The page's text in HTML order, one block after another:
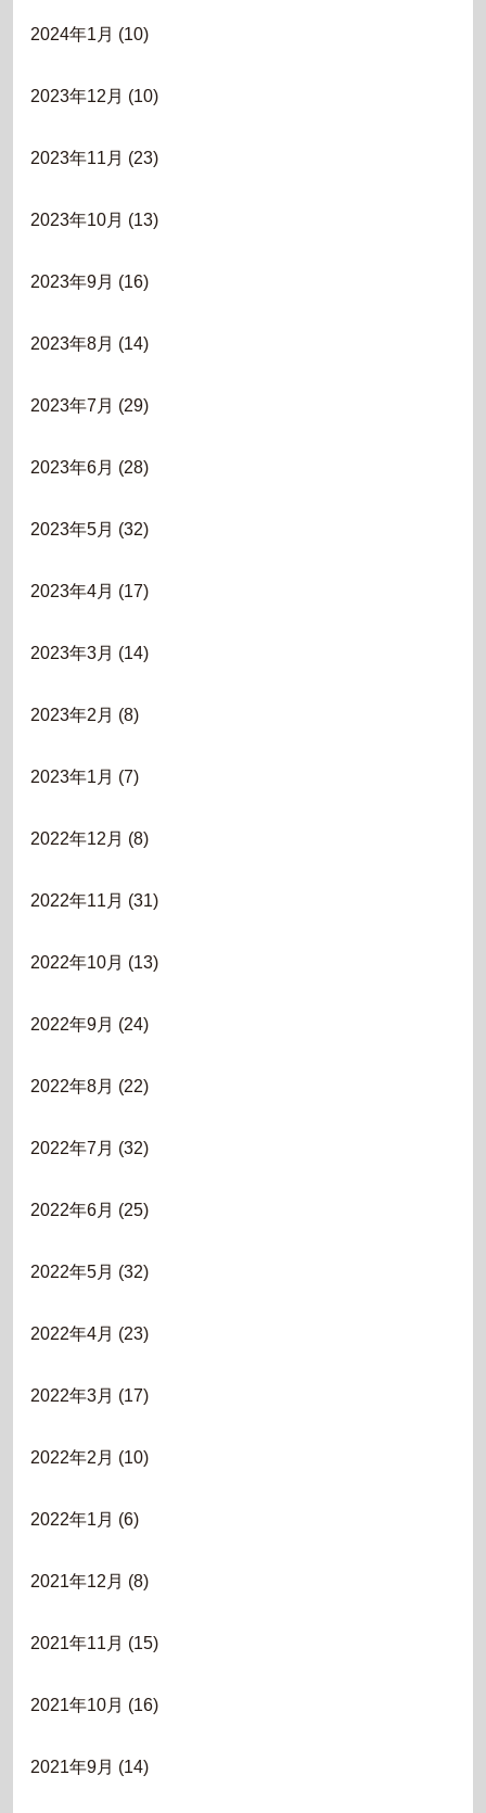
2024年1月 (10)
2023年12月 (10)
2023年11月 (23)
2023年10月 (13)
2023年9月 (16)
2023年8月 (14)
2023年7月 (29)
2023年6月 (28)
2023年5月 (32)
2023年4月 (17)
2023年3月 (14)
2023年2月 (8)
2023年1月 (7)
2022年12月 (8)
2022年11月 (31)
2022年10月 (13)
2022年9月 (24)
2022年8月 (22)
2022年7月 (32)
2022年6月 (25)
2022年5月 (32)
2022年4月 (23)
2022年3月 (17)
2022年2月 (10)
2022年1月 (6)
2021年12月 (8)
2021年11月 (15)
2021年10月 (16)
2021年9月 (14)